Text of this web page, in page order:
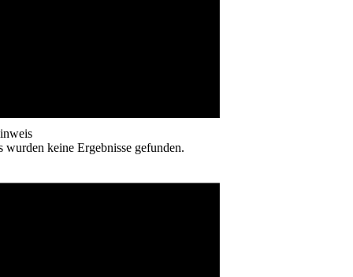
wurden keine Ergebnisse gefunden.